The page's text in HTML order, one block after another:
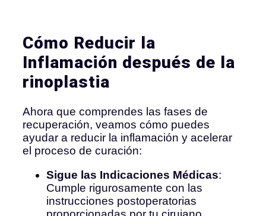
Cómo Reducir la
Inflamación después de la
rinoplastia
Ahora que comprendes las fases de
recuperación, veamos cómo puedes
ayudar a reducir la inflamación y acelerar
el proceso de curación:
Sigue las Indicaciones Médicas:
Cumple rigurosamente con las
instrucciones postoperatorias